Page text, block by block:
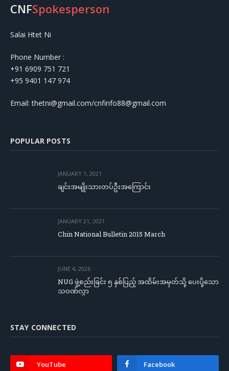
CNFSpokesperson
Salai Htet Ni
Phone Number :
+91 6909 751 721
+95 9401 147 974
Email: thetni@gmail.com/cnfinfo88@gmail.com
POPULAR POSTS
JANUARY 1, 2021
ချင်းအမျိုးသားတပ်ဦးအကြောင်း
JANUARY 21, 2021
Chin National Bulletin 2015 March
JUNE 4, 2026
NUG ဖွဲ့စည်းခြင်း ၅ နှစ်ပြည့် အထိမ်းအမှတ်သို့ ပေးပို့သော
သဝဏ်လွှာ
STAY CONNECTED
YouTube Facebook